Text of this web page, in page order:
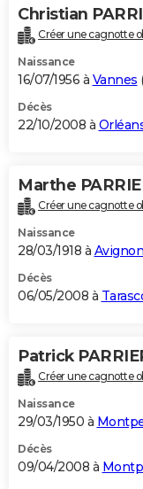
Christian
Créer une cagnotte
Naissance
16/07/1956 à Vannes
Décès
22/10/2008 à
Marthe
Créer une cagnotte
Naissance
28/03/1918 à Avignon
Décès
06/05/2008 à
Patrick
Créer une cagnotte
Naissance
29/03/1950 à
Décès
09/04/2008 à